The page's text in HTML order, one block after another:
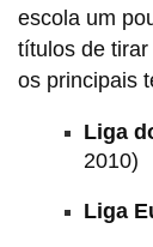
escola um
títulos de
os principais
Liga
2010)
Liga